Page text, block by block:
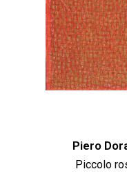
Piero
Piccolo